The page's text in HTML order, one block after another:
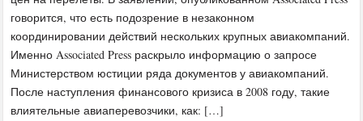
говорится, что есть подозрение в незаконном
координировании действий нескольких крупных авиакомпаний.
Именно Associated Press раскрыло информацию о запросе
Министерством юстиции ряда документов у авиакомпаний.
После наступления финансового кризиса в 2008 году, такие
влиятельные авиаперевозчики, как: […]